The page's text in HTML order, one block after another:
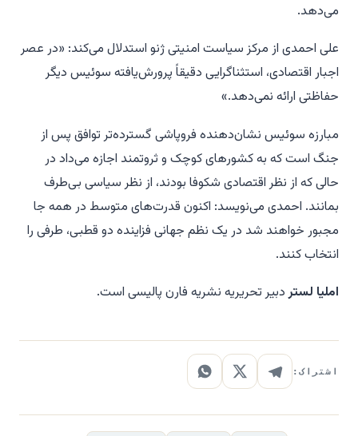
می‌دهد.
علی احمدی از مرکز سیاست امنیتی ژنو استدلال می‌کند: «در عصر
اجبار اقتصادی، استثناگرایی دقیقاً پرورش‌یافته سوئیس دیگر
حفاظتی ارائه نمی‌دهد.»
مبارزه سوئیس نشان‌دهنده فروپاشی گسترده‌تر توافق پس از
جنگ است که به کشورهای کوچک و ثروتمند اجازه می‌داد در
حالی که از نظر اقتصادی شکوفا بودند، از نظر سیاسی بی‌طرف
بمانند. احمدی می‌نویسد: اکنون قدرت‌های متوسط در همه جا
مجبور خواهند شد در یک نظم جهانی فزاینده دو قطبی، طرفی را
انتخاب کنند.
املیا لستردبیر تحریریه نشریه فارن پالیسی است.
اشتراک: